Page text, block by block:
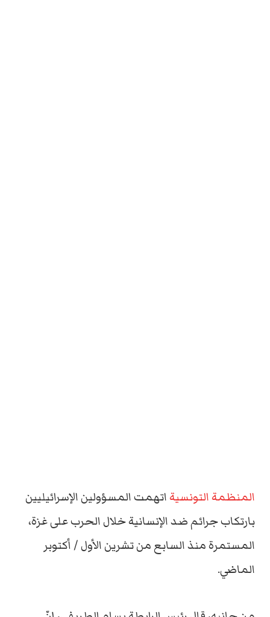
المنظمة التونسيةاتهمت المسؤولين الإسرائيليين
بارتكاب جرائم ضد الإنسانية خلال الحرب على غزة،
المستمرة منذ السابع من تشرين الأول / أكتوبر
الماضي.